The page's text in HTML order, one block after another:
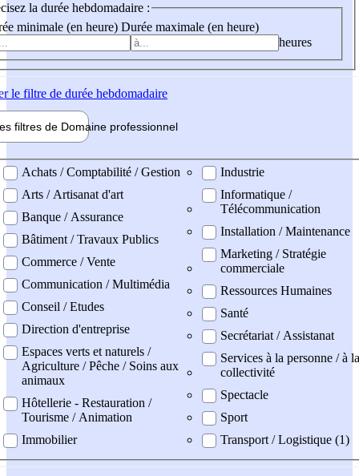
la durée hebdomadaire :
minimale (en heure) Durée maximale (en heure)
heures
le filtre de durée hebdomadaire
filtres de Domaine professionnel
professionel
Achats / Comptabilité / Gestion
Arts / Artisanat d'art
Banque / Assurance
Bâtiment / Travaux Publics
Commerce / Vente
Communication / Multimédia
Conseil / Etudes
Direction d'entreprise
Espaces verts et naturels /
Agriculture / Pêche / Soins aux
animaux
Hôtellerie - Restauration /
Tourisme / Animation
Immobilier
Industrie
Informatique /
Télécommunication
Installation / Maintenance
Marketing / Stratégie
commerciale
Ressources Humaines
Santé
Secrétariat / Assistanat
Services à la personne / à la
collectivité
Spectacle
Sport
Transport / Logistique (1)